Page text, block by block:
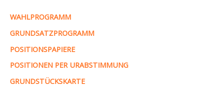
WAHLPROGRAMM
GRUNDSATZPROGRAMM
POSITIONSPAPIERE
POSITIONEN PER URABSTIMMUNG
GRUNDSTÜCKSKARTE